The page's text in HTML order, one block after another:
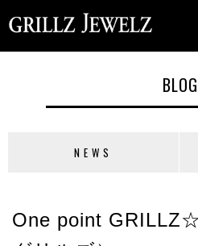
BLOG
NEWS
One point